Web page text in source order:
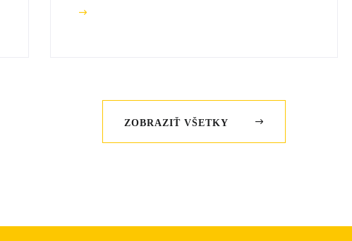
ZOBRAZIŤ VŠETKY